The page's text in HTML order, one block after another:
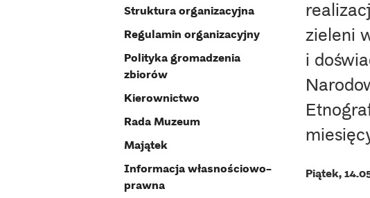
zieleni
i
Piątek,
Struktura organizacyjna
Regulamin organizacyjny
Polityka gromadzenia
zbiorów
Kierownictwo
Rada Muzeum
Majątek
Informacja własnościowo-
prawna